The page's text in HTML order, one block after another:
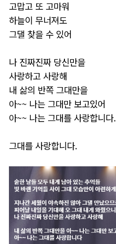
고맙고 또 고마워
하늘이 무너져도
그댈 찾을 수 있어
나 진짜진짜 당신만을
사랑하고 사랑해
내 삶의 반쪽 그대만을
아~~ 나는 그대만 보고있어
아~~ 나는 그대를 사랑합니다.
​그대를 사랑합니다.